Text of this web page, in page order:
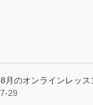
月のオンラインレッ
29